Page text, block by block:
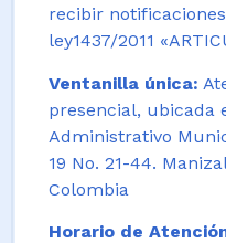
recibir
ley1437/2011
Ventanilla única:
presencial, ubicada
Administrativo
19 No. 21-44.
Colombia
Horario de